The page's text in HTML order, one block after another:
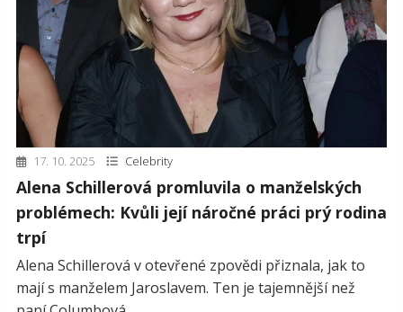
17. 10. 2025 Celebrity
Alena Schillerová promluvila o manželských
problémech: Kvůli její náročné práci prý rodina
trpí
Alena Schillerová v otevřené zpovědi přiznala, jak to
mají s manželem Jaroslavem. Ten je tajemnější než